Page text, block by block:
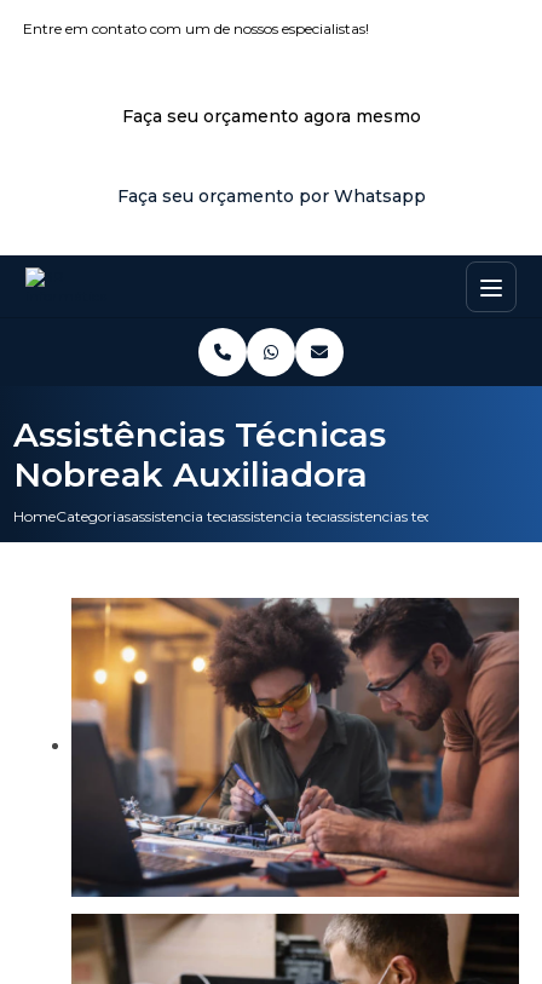
Entre em contato com um de nossos especialistas!
Faça seu orçamento agora mesmo
Faça seu orçamento por Whatsapp
HomeCategoriasassistencia tecnicaassistencia tecnica hpassistencias tecnicas nobreak
Assistências Técnicas
Nobreak Auxiliadora